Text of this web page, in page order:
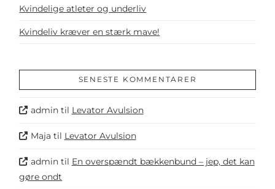
Kvindelige atleter og underliv
Kvindeliv kræver en stærk mave!
SENESTE KOMMENTARER
admintil Levator Avulsion
Maja til Levator Avulsion
admintil En overspændt bækkenbund – jep, det kan
gøre ondt